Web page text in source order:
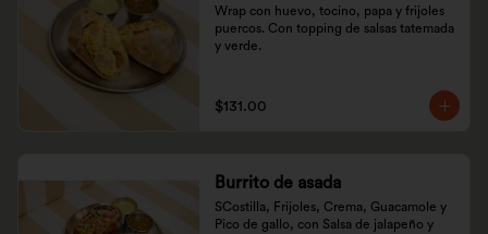
Wrap con huevo, tocino, papa y frijoles
puercos. Con topping de salsas tatemada
y verde.
$131.00
Burrito de asada
SCostilla, Frijoles, Crema, Guacamole y
Pico de gallo, con Salsa de jalapeño y